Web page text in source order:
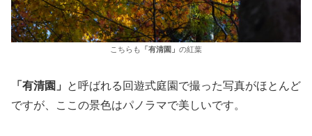
こちらも 「有清園」 の紅葉
「有清園」
と呼ばれる回遊式庭園で撮った写真がほとんど
ですが、ここの景色はパノラマで美しいです。